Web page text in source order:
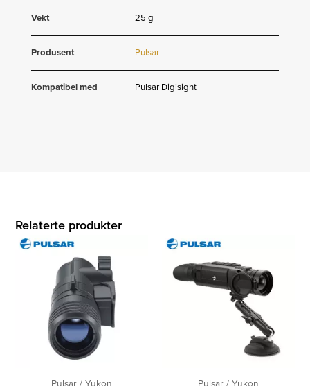
Vekt 25 g
Produsent Pulsar
Kompatibel med Pulsar Digisight
Relaterte produkter
Pulsar / Yukon
Pulsar / Yukon